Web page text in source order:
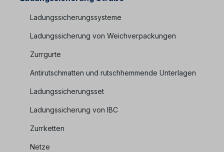
Ladungssicherungssysteme
Ladungssicherung von Weichverpackungen
Zurrgurte
Antirutschmatten und rutschhemmende Unterlagen
Ladungssicherungsset
Ladungssicherung von IBC
Zurrketten
Netze